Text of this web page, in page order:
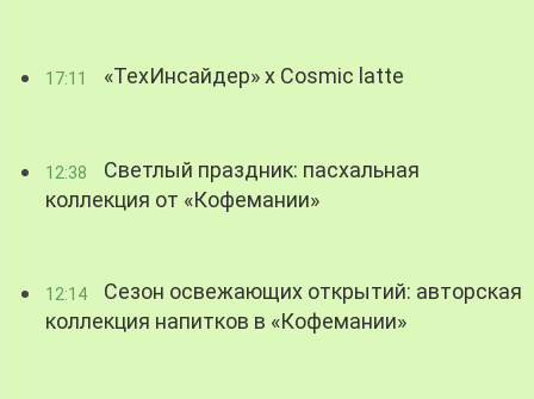
17:11 «ТехИнсайдер» х Cosmic latte
12:38
Светлый праздник: пасхальная
коллекция от «Кофемании»
12:14
Сезон освежающих открытий: авторская
коллекция напитков в «Кофемании»